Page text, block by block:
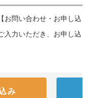
お問い合わせ・お申し込
入力いただき、お申し込
み